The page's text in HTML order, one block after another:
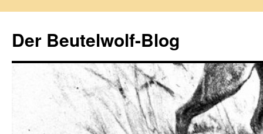
springen
Der Beutelwolf-Blog